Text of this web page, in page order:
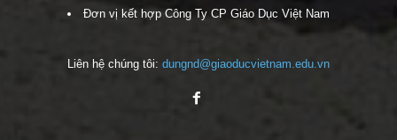
Đơn vị kết hợp Công Ty CP Giáo Dục Việt Nam
Liên hệ chúng tôi: dungnd@giaoducvietnam.edu.vn